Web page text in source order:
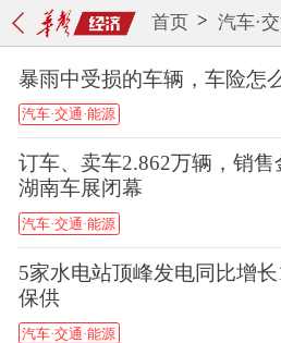
首页 > 汽车·
暴雨中受损的车辆，车险怎
汽车·交通·能源
订车、卖车2.862万辆，销售
湖南车展闭幕
汽车·交通·能源
5家水电站顶峰发电同比增
保供
汽车·交通·能源